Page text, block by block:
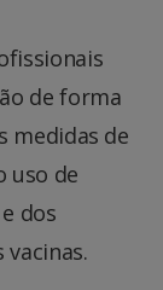
de forma
medidas de
uso de
dos